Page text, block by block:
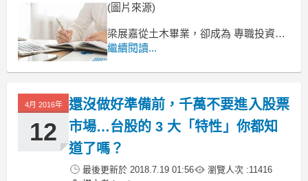
(圖片來源)
梁展嘉從土木畢業，卻成為 專職投資人
我叫梁展嘉，
密西根大學土木研究所，
繼續閱讀...
4月 2016年
12
還沒做好準備前，千萬不要進入股票
市場…台股的 3 大「特性」你都知
道了嗎？
最後更新於 2018.7.19 01:56 瀏覽人次 :11416